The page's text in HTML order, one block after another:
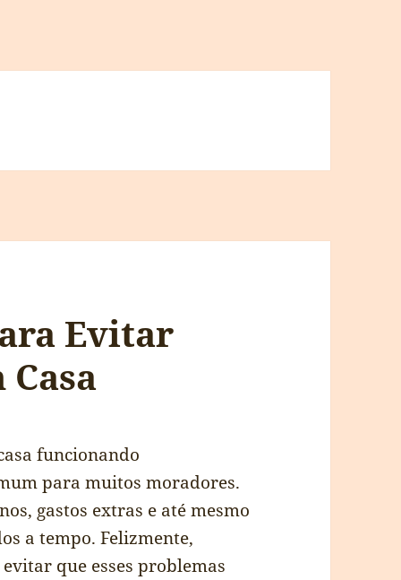
Evitar
funcionando
para muitos moradores.
gastos extras e até mesmo
a tempo. Felizmente,
que esses problemas